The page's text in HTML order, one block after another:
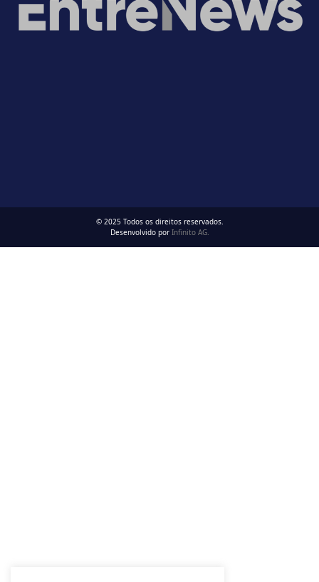
© 2025 Todos os direitos reservados.
Desenvolvido por Infinito AG.